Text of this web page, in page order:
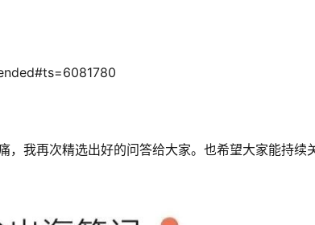
，我再次精选出好的问答给大家。也希望大家能持续